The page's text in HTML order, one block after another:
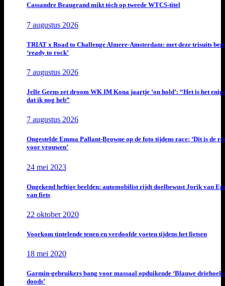
Cassandre Beaugrand mikt tóch op tweede WTCS-titel
7 augustus 2026
TRIAT x Road to Challenge Almere-Amsterdam: met deze trisuits ben
‘ready to rock’
7 augustus 2026
Jelle Geens zet droom WK IM Kona jaartje ‘on hold’: “Het is het
dat ik nog heb”
7 augustus 2026
Ongestelde Emma Pallant-Browne op de foto tijdens race: ‘Dit is de
voor vrouwen’
24 mei 2023
Ongekend heftige beelden: automobilist rijdt doelbewust Jorik van
van fiets
22 oktober 2020
Voorkom tintelende tenen en verdoofde voeten tijdens het fietsen
18 mei 2020
Garmin-gebruikers bang voor massaal opduikende ‘Blauwe driehoek
doods’